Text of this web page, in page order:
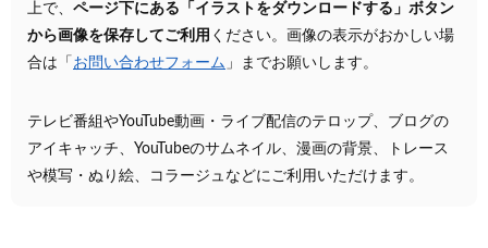
上で、 ページ下にある「イラストをダウンロードする」ボタン
から画像を保存してご利用 ください。画像の表示がおかしい場
合は「 お問い合わせフォーム 」までお願いします。
テレビ番組やYouTube動画・ライブ配信のテロップ、ブログの
アイキャッチ、YouTubeのサムネイル、漫画の背景、トレース
や模写・ぬり絵、コラージュなどにご利用いただけます。